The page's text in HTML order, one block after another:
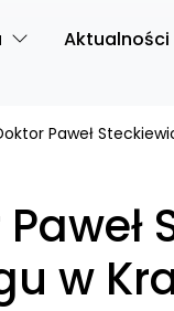
Aktualności
w